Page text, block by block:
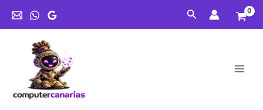
Buscar
Youin
Eléctrico
cantidad